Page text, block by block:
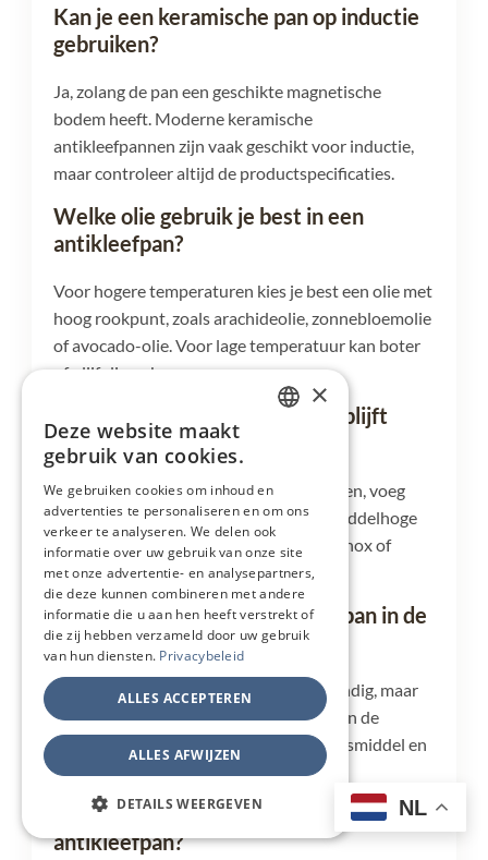
Kan je een keramische pan op inductie
gebruiken?
Ja, zolang de pan een geschikte magnetische
bodem heeft. Moderne keramische
antikleefpannen zijn vaak geschikt voor inductie,
maar controleer altijd de productspecificaties.
Welke olie gebruik je best in een
antikleefpan?
Voor hogere temperaturen kies je best een olie met
hoog rookpunt, zoals arachideolie, zonnebloemolie
of avocado-olie. Voor lage temperatuur kan boter
of olijfolie ook.
Hoe voorkom je dat eten toch blijft
plakken?
Laat de pan rustig op temperatuur komen, voeg
daarna vetstof toe en bak op lage tot middelhoge
warmte. Gebruik de pan niet zoals een inox of
gietijzeren pan op extreme hitte.
Mag een keramische antikleefpan in de
vaatwasser?
Sommige pannen zijn vaatwasserbestendig, maar
handwas is beter voor de levensduur van de
coating. Gebruik warm water, mild afwasmiddel en
een zachte spons.
Kan je steak bakken in een keramische
antikleefpan?
NL
GERMAN
ENGLISH
×
Deze website maakt
gebruik van cookies.
We gebruiken cookies om inhoud en
advertenties te personaliseren en om ons
verkeer te analyseren. We delen ook
informatie over uw gebruik van onze site
met onze advertentie- en analysepartners,
die deze kunnen combineren met andere
informatie die u aan hen heeft verstrekt of
die zij hebben verzameld door uw gebruik
van hun diensten. Privacybeleid
ALLES ACCEPTEREN
ALLES AFWIJZEN
DETAILS WEERGEVEN